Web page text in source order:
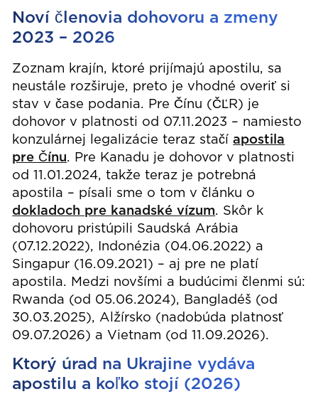
Noví členovia dohovoru a zmeny
2023 – 2026
Zoznam krajín, ktoré prijímajú apostilu, sa
neustále rozširuje, preto je vhodné overiť si
stav v čase podania. Pre Čínu (ČĽR) je
dohovor v platnosti od 07.11.2023 – namiesto
konzulárnej legalizácie teraz stačíapostila
pre Čínu. Pre Kanadu je dohovor v platnosti
od 11.01.2024, takže teraz je potrebná
apostila – písali sme o tom v článku o
dokladoch pre kanadské vízum. Skôr k
dohovoru pristúpili Saudská Arábia
(07.12.2022), Indonézia (04.06.2022) a
Singapur (16.09.2021) – aj pre ne platí
apostila. Medzi novšími a budúcimi členmi sú:
Rwanda (od 05.06.2024), Bangladéš (od
30.03.2025), Alžírsko (nadobúda platnosť
09.07.2026) a Vietnam (od 11.09.2026).
Ktorý úrad na Ukrajine vydáva
apostilu a koľko stojí (2026)